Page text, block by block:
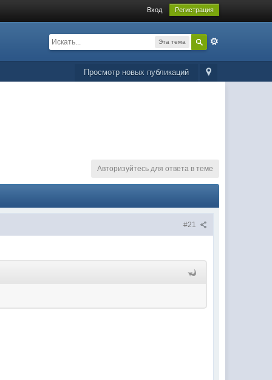
Вход Регистрация
Эта тема
Просмотр новых публикаций
Авторизуйтесь для ответа в теме
#21